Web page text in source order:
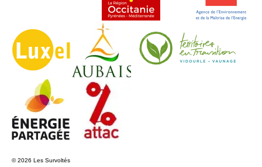
© 2026 Les Survoltés